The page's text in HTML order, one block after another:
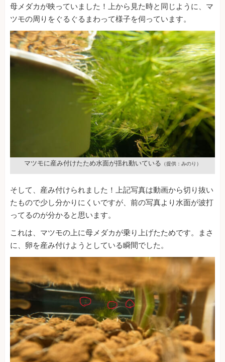
母メダカが映っていました！上から見た時と同じように、マ
ツモの周りをぐるぐるまわって様子を伺っています。
マツモに産み付けたため水面が揺れ動いている （提供：みのり）
そして、産み付けられました！上記写真は動画から切り抜い
たもので少し分かりにくいですが、前の写真より水面が波打
ってるのが分かると思います。
これは、マツモの上に母メダカが乗り上げたためです。まさ
に、卵を産み付けようとしている瞬間でした。